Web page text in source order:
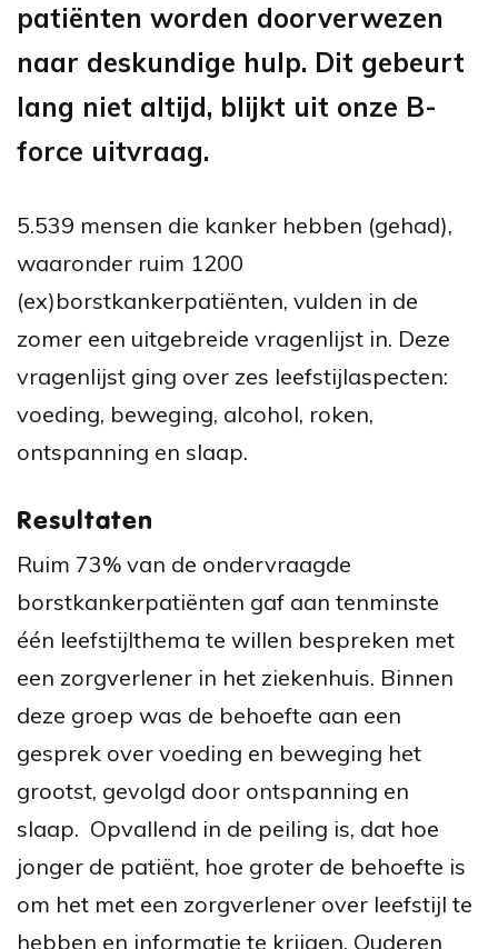
patiënten worden doorverwezen
naar deskundige hulp. Dit gebeurt
lang niet altijd, blijkt uit onze B-
force uitvraag.
5.539 mensen die kanker hebben (gehad),
waaronder ruim 1200
(ex)borstkankerpatiënten, vulden in de
zomer een uitgebreide vragenlijst in. Deze
vragenlijst ging over zes leefstijlaspecten:
voeding, beweging, alcohol, roken,
ontspanning en slaap.
Resultaten
Ruim 73% van de ondervraagde
borstkankerpatiënten gaf aan tenminste
één leefstijlthema te willen bespreken met
een zorgverlener in het ziekenhuis. Binnen
deze groep was de behoefte aan een
gesprek over voeding en beweging het
grootst, gevolgd door ontspanning en
slaap. Opvallend in de peiling is, dat hoe
jonger de patiënt, hoe groter de behoefte is
om het met een zorgverlener over leefstijl te
hebben en informatie te krijgen. Ouderen